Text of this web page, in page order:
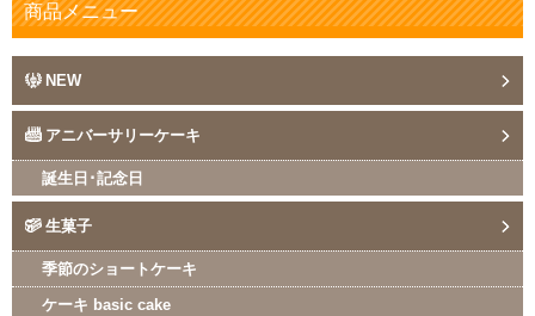
商品メニュー
NEW
アニバーサリーケーキ
誕生日･記念日
生菓子
季節のショートケーキ
ケーキ basic cake